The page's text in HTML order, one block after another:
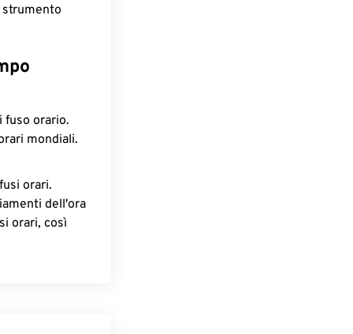
strumento
fuso orario.
mondiali.
orari.
dell'ora
orari, così